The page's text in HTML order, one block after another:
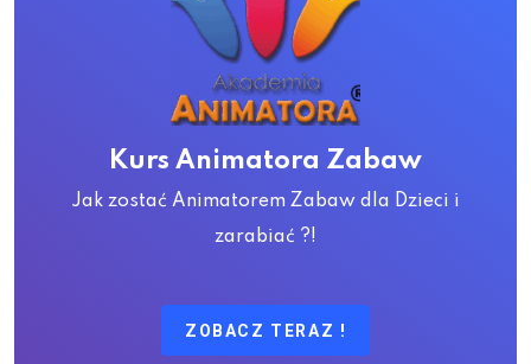
Kurs Animatora Zabaw
Jak zostać Animatorem Zabaw dla Dzieci i
zarabiać ?!
ZOBACZ TERAZ !